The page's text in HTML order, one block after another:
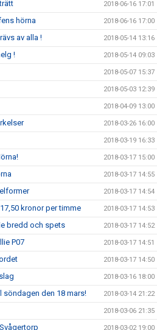
2018-06-16 17:01
hörna 2018-06-16 17:00
av alla ! 2018-05-14 13:16
! 2018-05-14 09:03
2018-05-07 15:37
2018-05-03 12:39
2018-04-09 13:00
2018-03-26 16:00
2018-03-19 16:33
2018-03-17 15:00
2018-03-17 14:55
2018-03-17 14:54
kronor per timme 2018-03-17 14:53
bredd och spets 2018-03-17 14:52
P07 2018-03-17 14:51
2018-03-17 14:50
2018-03-16 18:00
söndagen den 18 mars! 2018-03-14 21:22
2018-03-06 21:35
2018-03-02 19:00